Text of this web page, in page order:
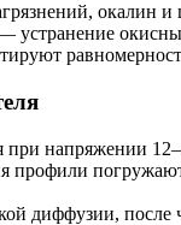
окалин и
при напряжении
профили
диффузии, после